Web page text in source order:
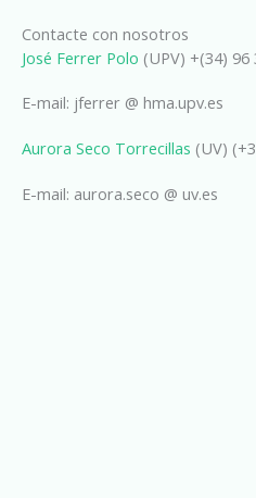
Contacte con nosotros
José Ferrer Polo (UPV) +(34) 96
E-mail: jferrer @ hma.upv.es
Aurora Seco Torrecillas (UV)
E-mail: aurora.seco @ uv.es